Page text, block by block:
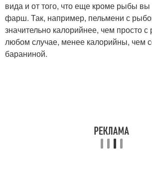
вида и от того, что еще кроме рыбы
фарш. Так, например, пельмени с
значительно калорийнее, чем просто
любом случае, менее калорийны, чем
бараниной.